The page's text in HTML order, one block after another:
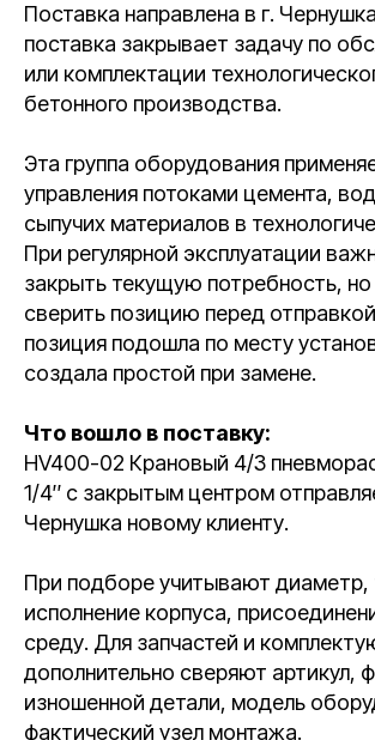
Поставка направлена в г.
поставка закрывает задачу по
или комплектации
бетонного производства.
Эта группа оборудования
управления потоками цемента,
сыпучих материалов в
При регулярной эксплуатации
закрыть текущую потребность, но
сверить позицию перед
позиция подошла по месту
создала простой при замене.
Что вошло в поставку:
HV400-02 Крановый 4/3
1/4″ с закрытым центром
Чернушка новому клиенту.
При подборе учитывают диаметр,
исполнение корпуса,
среду. Для запчастей и
дополнительно сверяют артикул,
изношенной детали, модель
фактический узел монтажа.